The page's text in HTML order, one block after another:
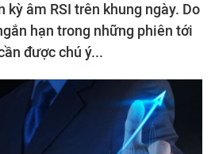
kỳ âm RSI trên khung ngày. Do
hạn trong những phiên tới
được chú ý...